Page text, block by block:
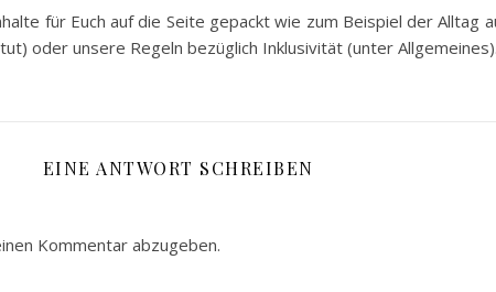
für Euch auf die Seite gepackt wie zum Beispiel der Alltag
oder unsere Regeln bezüglich Inklusivität (unter Allgemeines).
EINE ANTWORT SCHREIBEN
Kommentar abzugeben.